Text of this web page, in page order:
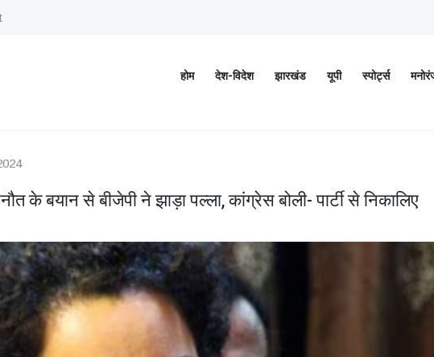
होम देश-विदेश झारखंड यूपी स्पोर्ट्स
के बयान से बीजेपी ने झाड़ा पल्ला, कांग्रेस बोली- पार्टी से निकालिए